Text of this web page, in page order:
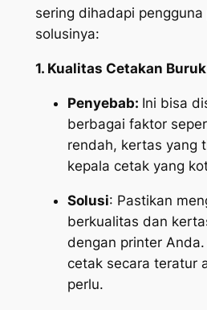
sering dihadapi
solusinya:
1. Kualitas Cetakan
Penyebab: Ini bisa
berbagai faktor
rendah, kertas yang
kepala cetak yang
Solusi: Pastikan
berkualitas dan
dengan printer
cetak secara teratur
perlu.